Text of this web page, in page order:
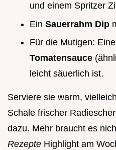
und einem Spritzer
Ein Sauerrahm Dip
Für die Mutigen:
Tomatensauce
leicht säuerlich ist.
Serviere sie warm,
Schale frischer
dazu. Mehr braucht es
Rezepte Highlight am